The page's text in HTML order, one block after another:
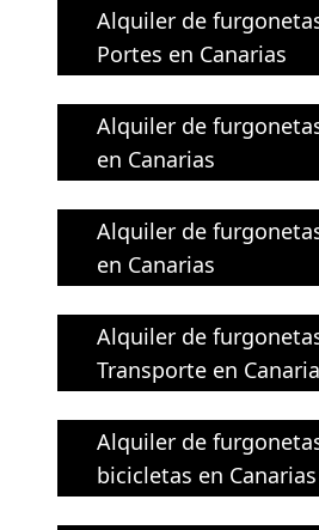
Alquiler de
Portes en Canarias
Alquiler de
en Canarias
Alquiler de
en Canarias
Alquiler de
Transporte en
Alquiler de
bicicletas en Canarias